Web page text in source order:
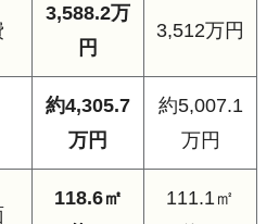
3,588.2万
円
3,512万円
約4,305.7
万円
約5,007.1
万円
118.6㎡
111.1㎡